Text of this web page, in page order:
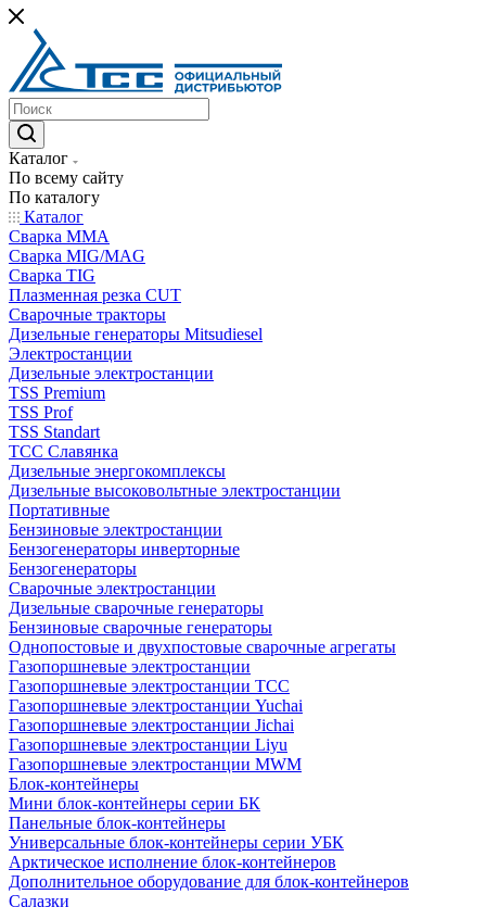
Каталог
По всему сайту
По каталогу
Каталог
Сварка MMA
Сварка MIG/MAG
Сварка TIG
Плазменная резка CUT
Сварочные тракторы
Дизельные генераторы Mitsudiesel
Электростанции
Дизельные электростанции
TSS Premium
TSS Prof
TSS Standart
ТСС Славянка
Дизельные энергокомплексы
Дизельные высоковольтные электростанции
Портативные
Бензиновые электростанции
Бензогенераторы инверторные
Бензогенераторы
Сварочные электростанции
Дизельные сварочные генераторы
Бензиновые сварочные генераторы
Однопостовые и двухпостовые сварочные агрегаты
Газопоршневые электростанции
Газопоршневые электростанции ТСС
Газопоршневые электростанции Yuchai
Газопоршневые электростанции Jichai
Газопоршневые электростанции Liyu
Газопоршневые электростанции MWM
Блок-контейнеры
Мини блок-контейнеры серии БК
Панельные блок-контейнеры
Универсальные блок-контейнеры серии УБК
Арктическое исполнение блок-контейнеров
Дополнительное оборудование для блок-контейнеров
Салазки